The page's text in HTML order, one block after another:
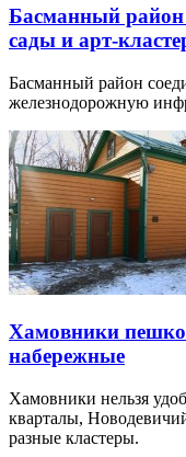
Басманный
сады и арт-
Басманный район
железнодорожную
Хамовники
набережные
Хамовники нельзя
кварталы,
разные кластеры.